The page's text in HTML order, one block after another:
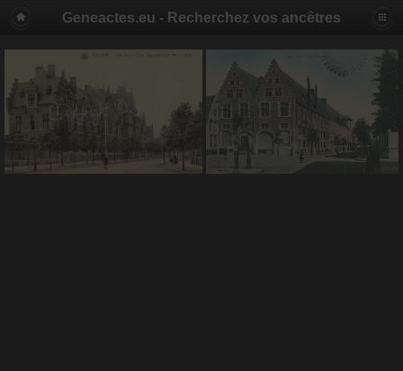
Geneactes.eu - Recherchez vos ancêtres